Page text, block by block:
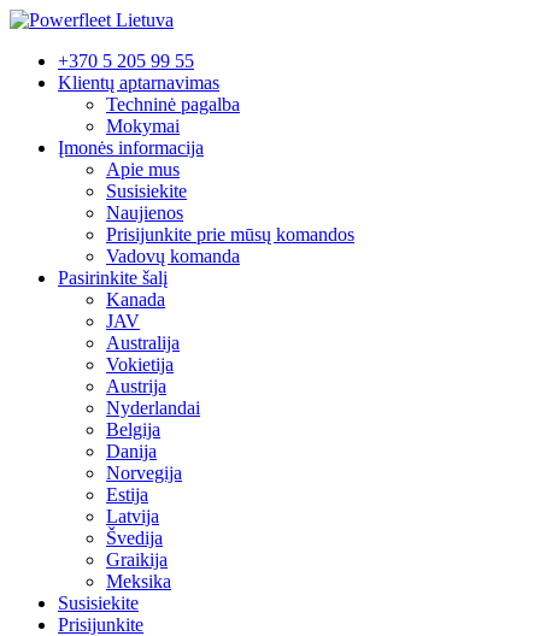
+370 5 205 99 55
Klientų aptarnavimas
Techninė pagalba
Mokymai
Įmonės informacija
Apie mus
Susisiekite
Naujienos
Prisijunkite prie mūsų komandos
Vadovų komanda
Pasirinkite šalį
Kanada
JAV
Australija
Vokietija
Austrija
Nyderlandai
Belgija
Danija
Norvegija
Estija
Latvija
Švedija
Graikija
Meksika
Susisiekite
Prisijunkite